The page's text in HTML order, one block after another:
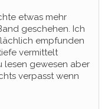
etwas mehr
geschehen. Ich
empfunden
vermittelt
lesen gewesen aber
verpasst wenn